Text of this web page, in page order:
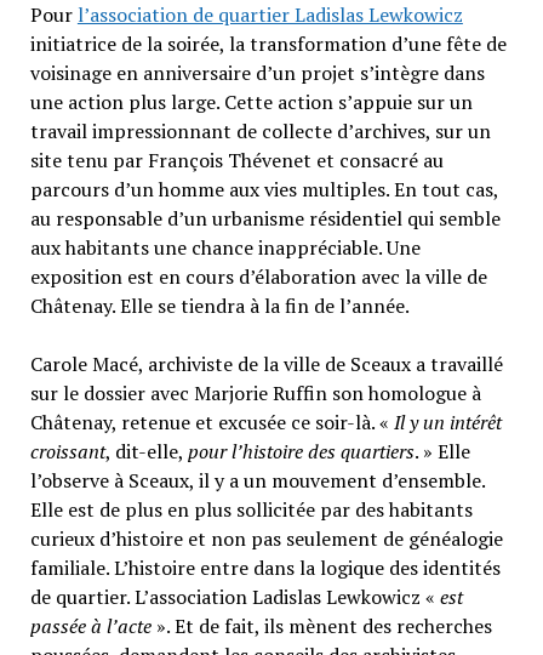
Pour l’association de quartier Ladislas Lewkowicz
initiatrice de la soirée, la transformation d’une fête de
voisinage en anniversaire d’un projet s’intègre dans
une action plus large. Cette action s’appuie sur un
travail impressionnant de collecte d’archives, sur un
site tenu par François Thévenet et consacré au
parcours d’un homme aux vies multiples. En tout cas,
au responsable d’un urbanisme résidentiel qui semble
aux habitants une chance inappréciable. Une
exposition est en cours d’élaboration avec la ville de
Châtenay. Elle se tiendra à la fin de l’année.
Carole Macé, archiviste de la ville de Sceaux a travaillé
sur le dossier avec Marjorie Ruffin son homologue à
Châtenay, retenue et excusée ce soir-là. « Il y un intérêt
croissant, dit-elle, pour l’histoire des quartiers. » Elle
l’observe à Sceaux, il y a un mouvement d’ensemble.
Elle est de plus en plus sollicitée par des habitants
curieux d’histoire et non pas seulement de généalogie
familiale. L’histoire entre dans la logique des identités
de quartier. L’association Ladislas Lewkowicz « est
passée à l’acte». Et de fait, ils mènent des recherches